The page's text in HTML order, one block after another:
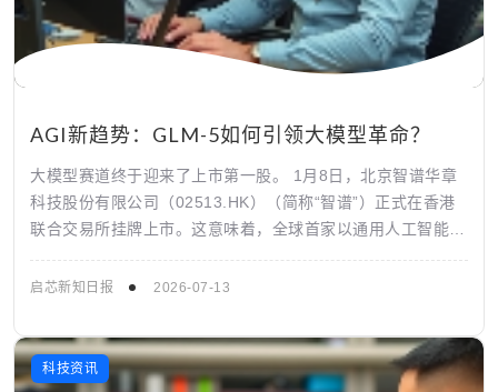
AGI新趋势：GLM-5如何引领大模型革命？
大模型赛道终于迎来了上市第一股。 1月8日，北京智谱华章
科技股份有限公司（02513.HK）（简称“智谱”）正式在香港
联合交易所挂牌上市。这意味着，全球首家以通用人工智能
启芯新知日报 2026-07-13
科技资讯